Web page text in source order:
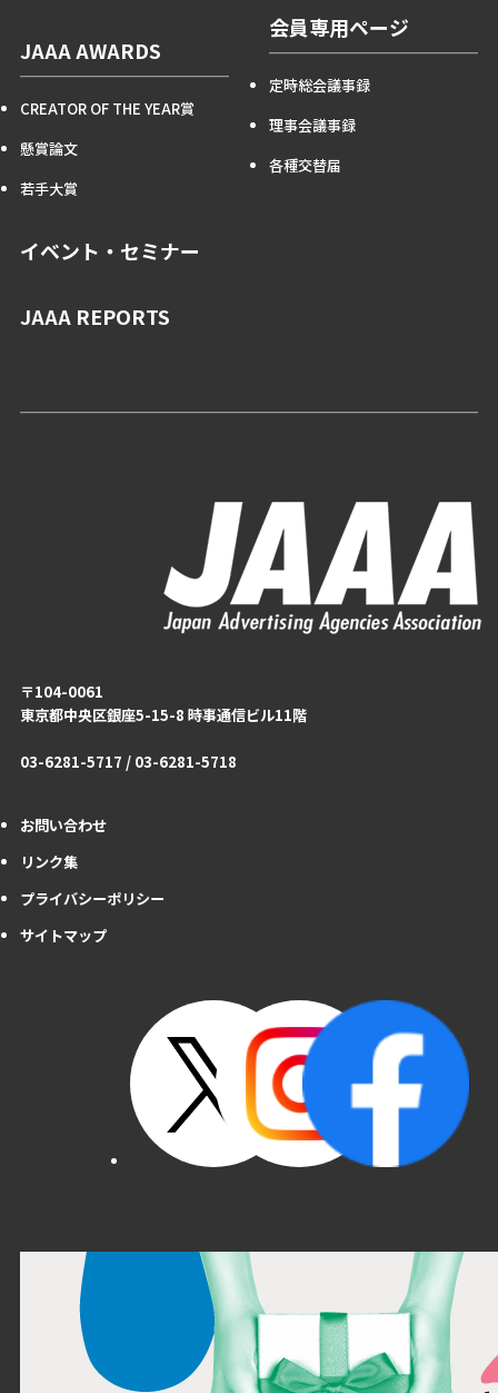
JAAA AWARDS
CREATOR OF THE YEAR賞
懸賞論文
若手大賞
イベント・セミナー
JAAA REPORTS
会員専用ページ
定時総会議事録
理事会議事録
各種交替届
〒104-0061
東京都中央区銀座5-15-8 時事通信ビル11階
03-6281-5717 / 03-6281-5718
お問い合わせ
リンク集
プライバシーポリシー
サイトマップ